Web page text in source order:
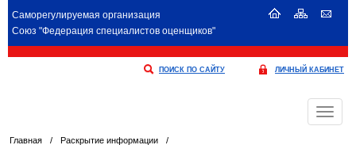
Саморегулируемая организация
Союз "Федерация специалистов оценщиков"
ПОИСК ПО САЙТУ ЛИЧНЫЙ КАБИНЕТ
Меню
Главная / Раскрытие информации
/